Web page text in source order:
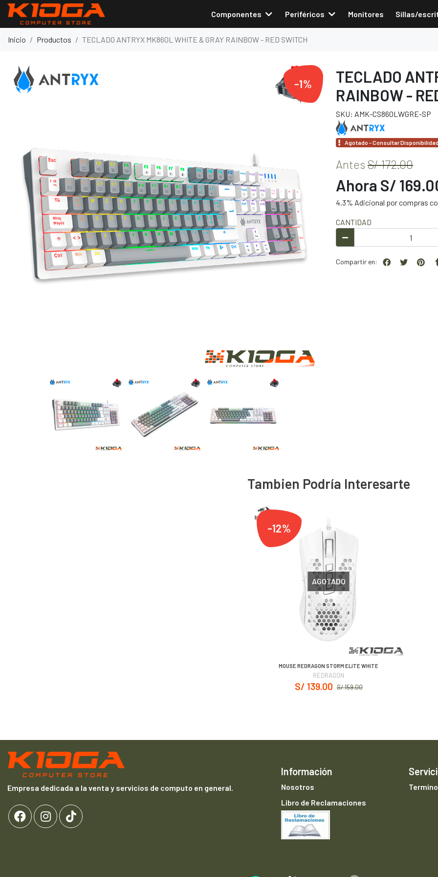
Componentes Periféricos Monitores Sillas/
Inicio Productos TECLADO ANTRYX MK860L WHITE & GRAY RAINBOW - RED SWITCH
-1%
TECLADO
RAINBOW -
SKU: AMK-CS860LWGRE-SP
Agotado - Consultar Disponibilidad
Antes S/ 172.00
Ahora S/
4.3% Adicional por compras
CANTIDAD
Compartir en:
Tambien Podría Interesarte
-12%
AGOTADO
MOUSE REDRAGON STORM ELITE WHITE
REDRAGON
S/ 159.00
S/ 139.00
Empresa dedicada a la venta y servicios de computo en general.
Información
Nosotros
Libro de Reclamaciones